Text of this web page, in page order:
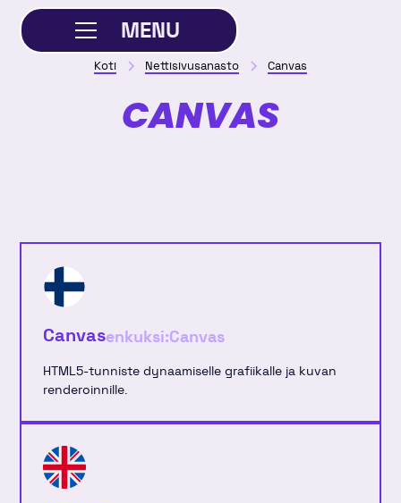
MENU
SULJE
Koti Nettisivusanasto Canvas
CANVAS
Canvasenkuksi:Canvas
HTML5-tunniste dynaamiselle grafiikalle ja kuvan
renderoinnille.